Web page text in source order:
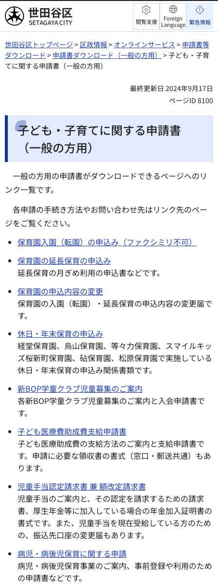
世田谷区 閲覧支援
Foreign
Language 緊急情報
世田谷区トップページ > 区政情報 > オンラインサービス > 申請書等
ダウンロード > 申請書ダウンロード（一般の方用） > 子ども・子育
てに関する申請書（一般の方用）
最終更新日 2024年9月17日
ページID 8100
子ども・子育てに関する申請書
（一般の方用）
一般の方用の申請書がダウンロードできるページへのリ
ンク一覧です。
各申請の手続き方法やお問い合わせ先はリンク先のペー
ジをご覧ください。
保育園入園（転園）の申込み（ファクシミリ不可）
保育園の延長保育の申込み
延長保育の月ぎめ利用の申込書などです。
保育園の申込内容の変更
保育園の入園（転園）・延長保育の申込内容の変更届で
す。
休日・年末保育の申込み
経堂保育園、烏山保育園、等々力保育園、スマイルキッ
ズ桜新町保育園、砧保育園、松原保育園で実施している
休日・年末保育の申込み関係書類です。
新BOP学童クラブ児童募集のご案内
各新BOP学童クラブ児童募集のご案内と入会申請書で
す。
子ども医療費助成費支給申請書
子ども医療助成費の支給方法のご案内と支給申請書で
す。申請に必要な領収書の書式（窓口・郵送共通）もあ
ります。
児童手当認定請求書 兼 額改定請求書
児童手当のご案内と、その認定を請求するための請求
書、厚生年金等に加入している場合の年金加入証明書の
書式です。また、児童手当を現在受給している方のため
の、振込先口座の変更届もあります。
病児・病後児保育に関する申請
病児・病後児保育事業のご案内、事前登録や利用のため
の申請書などです。